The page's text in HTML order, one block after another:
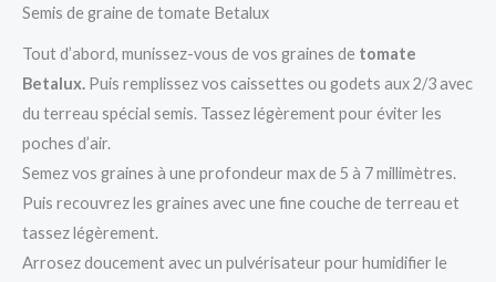
Semis de graine de tomate Betalux
Tout d’abord, munissez-vous de vos graines de tomate
Betalux. Puis remplissez vos caissettes ou godets aux 2/3 avec
du terreau spécial semis. Tassez légèrement pour éviter les
poches d’air.
Semez vos graines à une profondeur max de 5 à 7 millimètres.
Puis recouvrez les graines avec une fine couche de terreau et
tassez légèrement.
Arrosez doucement avec un pulvérisateur pour humidifier le